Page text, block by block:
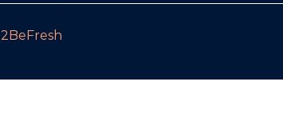
2BeFresh